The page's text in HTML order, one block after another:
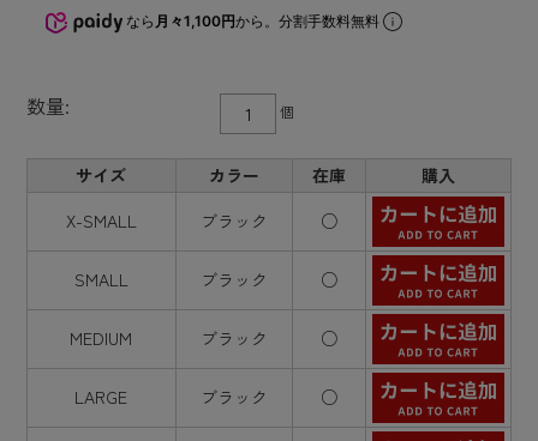
なら 月々1,100円から。分割手数料無料
数量: 個
サイズ カラー 在庫
購入
X-SMALL
ブラック ○
SMALL ブラック ○
MEDIUM ブラック ○
LARGE ブラック ○